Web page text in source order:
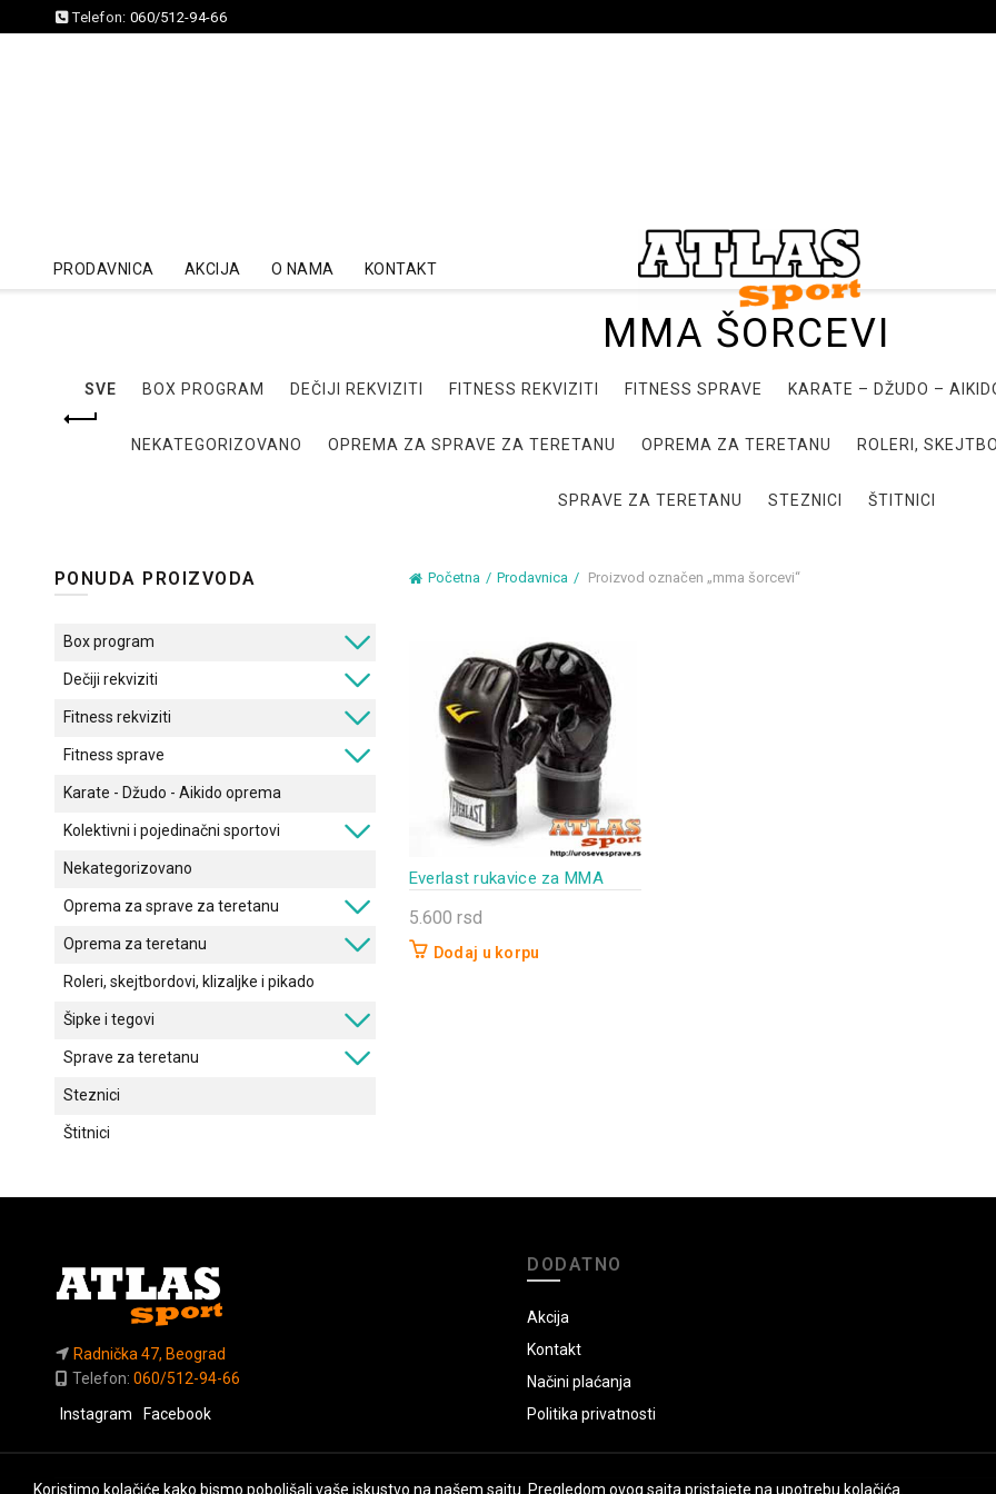
Telefon: 060/512-94-66
PRODAVNICA AKCIJA O NAMA KONTAKT
MMA ŠORCEVI
SVE BOX PROGRAM DEČIJI REKVIZITI FITNESS REKVIZITI FITNESS SPRAVE KARATE – DŽUDO –
NEKATEGORIZOVANO OPREMA ZA SPRAVE ZA TERETANU OPREMA ZA TERETANU ROLERI,
SPRAVE ZA TERETANU STEZNICI ŠTITNICI
Početna Prodavnica Proizvod označen „mma šorcevi“
Everlast rukavice za MMA
5.600 rsd
Dodaj u korpu
PONUDA PROIZVODA
Box program
Dečiji rekviziti
Fitness rekviziti
Fitness sprave
Karate - Džudo - Aikido oprema
Kolektivni i pojedinačni sportovi
Nekategorizovano
Oprema za sprave za teretanu
Oprema za teretanu
Roleri, skejtbordovi, klizaljke i pikado
Šipke i tegovi
Sprave za teretanu
Steznici
Štitnici
Radnička 47, Beograd
Telefon: 060/512-94-66
Instagram
Facebook
DODATNO
Akcija
Kontakt
Načini plaćanja
Politika privatnosti
Koristimo kolačiće kako bismo poboljšali vaše iskustvo na našem sajtu. Pregledom ovog sajta pristajete na upotrebu kolačića.